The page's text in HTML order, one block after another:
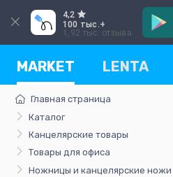
4,2
100 тыс.+
1,92 тыс. отзыва
MARKET LENTA
Главная страница
Каталог
Канцелярские товары
Товары для офиса
Ножницы и канцелярские ножи